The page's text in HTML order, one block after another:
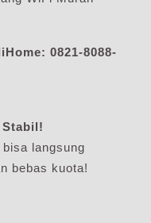
0821-8088-
langsung
bebas kuota!